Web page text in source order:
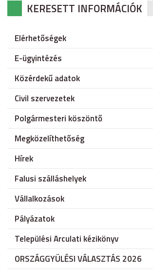
KERESETT INFORMÁCIÓK
Elérhetőségek
E-ügyintézés
Közérdekű adatok
Civil szervezetek
Polgármesteri köszöntő
Megközelíthetőség
Hírek
Falusi szálláshelyek
Vállalkozások
Pályázatok
Települési Arculati kézikönyv
ORSZÁGGYÜLÉSI VÁLASZTÁS 2026